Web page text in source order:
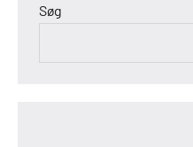
Søg